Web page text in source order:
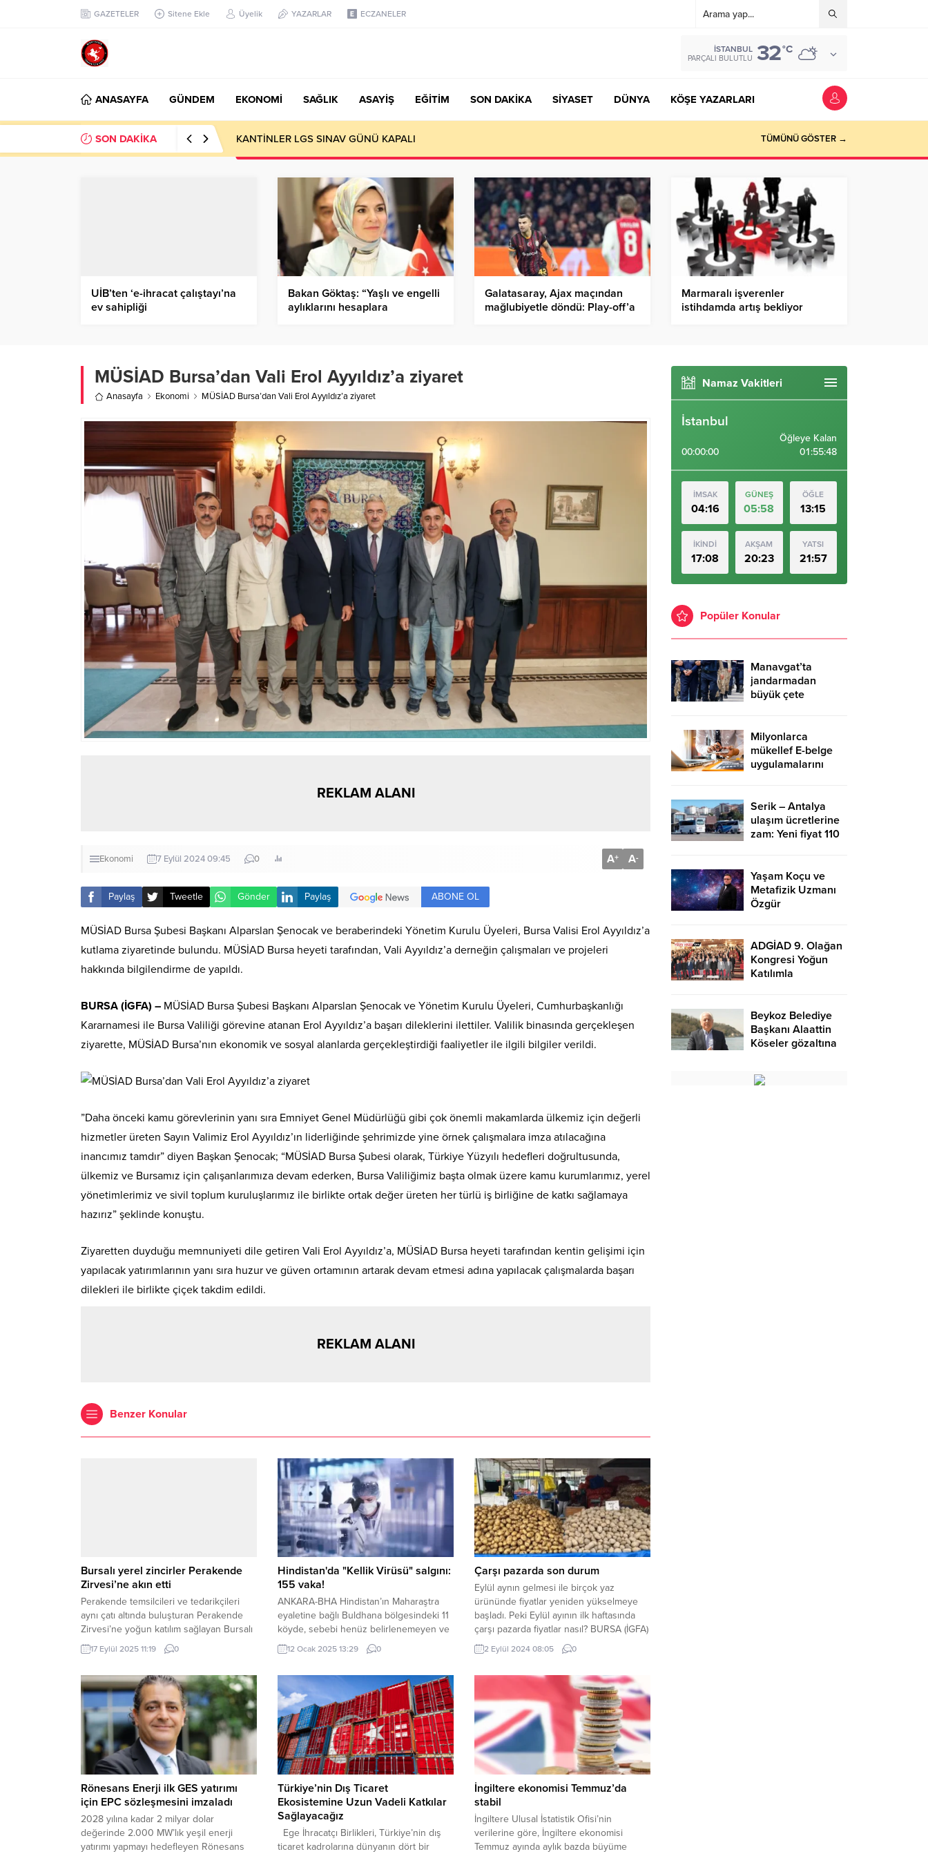
GAZETELER Sitene Ekle Üyelik YAZARLAR ECZANELER
İSTANBUL
PARÇALI BULUTLU 32°C
ANASAYFA GÜNDEM EKONOMİ SAĞLIK ASAYİŞ EĞİTİM SON DAKİKA SİYASET DÜNYA KÖŞE YAZARLARI
SON DAKİKA KANTİNLER LGS SINAV GÜNÜ KAPALI TÜMÜNÜ GÖSTER →
UİB’ten ‘e-ihracat çalıştayı’na
ev sahipliği
Bakan Göktaş: “Yaşlı ve engelli
aylıklarını hesaplara
Galatasaray, Ajax maçından
mağlubiyetle döndü: Play-off’a
Marmaralı işverenler
istihdamda artış bekliyor
MÜSİAD Bursa’dan Vali Erol Ayyıldız’a ziyaret
Anasayfa Ekonomi MÜSİAD Bursa’dan Vali Erol Ayyıldız’a ziyaret
REKLAM ALANI
Ekonomi 7 Eylül 2024 09:45 0 A+ A-
Paylaş Tweetle Gönder Paylaş ABONE OL
MÜSİAD Bursa Şubesi Başkanı Alparslan Şenocak ve beraberindeki Yönetim Kurulu Üyeleri, Bursa Valisi Erol Ayyıldız’a
kutlama ziyaretinde bulundu. MÜSİAD Bursa heyeti tarafından, Vali Ayyıldız’a derneğin çalışmaları ve projeleri
hakkında bilgilendirme de yapıldı.
BURSA (İGFA) – MÜSİAD Bursa Şubesi Başkanı Alparslan Şenocak ve Yönetim Kurulu Üyeleri, Cumhurbaşkanlığı
Kararnamesi ile Bursa Valiliği görevine atanan Erol Ayyıldız’a başarı dileklerini ilettiler. Valilik binasında gerçekleşen
ziyarette, MÜSİAD Bursa’nın ekonomik ve sosyal alanlarda gerçekleştirdiği faaliyetler ile ilgili bilgiler verildi.
”Daha önceki kamu görevlerinin yanı sıra Emniyet Genel Müdürlüğü gibi çok önemli makamlarda ülkemiz için değerli
hizmetler üreten Sayın Valimiz Erol Ayyıldız’ın liderliğinde şehrimizde yine örnek çalışmalara imza atılacağına
inancımız tamdır” diyen Başkan Şenocak; “MÜSİAD Bursa Şubesi olarak, Türkiye Yüzyılı hedefleri doğrultusunda,
ülkemiz ve Bursamız için çalışanlarımıza devam ederken, Bursa Valiliğimiz başta olmak üzere kamu kurumlarımız, yerel
yönetimlerimiz ve sivil toplum kuruluşlarımız ile birlikte ortak değer üreten her türlü iş birliğine de katkı sağlamaya
hazırız” şeklinde konuştu.
Ziyaretten duyduğu memnuniyeti dile getiren Vali Erol Ayyıldız’a, MÜSİAD Bursa heyeti tarafından kentin gelişimi için
yapılacak yatırımlarının yanı sıra huzur ve güven ortamının artarak devam etmesi adına yapılacak çalışmalarda başarı
dilekleri ile birlikte çiçek takdim edildi.
REKLAM ALANI
Benzer Konular
Bursalı yerel zincirler Perakende
Zirvesi’ne akın etti
Perakende temsilcileri ve tedarikçileri
aynı çatı altında buluşturan Perakende
Zirvesi’ne yoğun katılım sağlayan Bursalı
yerel zincirler, yeni iş birliklerinin temelini
attı. BURSA (İGFA) – Ticaret Bakan
Türkiye Perakendeciler
Federasyonu’nun (TPF) ev sahipliğinde
İstanbul Haliç Kongre Merkezi’nde
düzenlenen 2025 Perakende Zirvesi;
üretici markaları, perakende temsilcileri
ve sektörün...
17 Eylül 2025 11:19 0
Hindistan'da "Kellik Virüsü" salgını:
155 vaka!
ANKARA-BHA Hindistan’ın Maharaştra
eyaletine bağlı Buldhana bölgesindeki 11
köyde, sebebi henüz belirlenemeyen ve
halk arasında “kellik virüsü” olarak
adlandırılan bir salgın paniğe yol açtı.
saç dökülmesi vakalarını incelemek için
harekete geçti. Sağlık ekiplerinin, salgının
kaynağını tespit etmek üzere bölgede
çalışmalarına devam ettiği bildirildi. İlk
yapılan...
12 Ocak 2025 13:29 0
Çarşı pazarda son durum
Eylül aynın gelmesi ile birçok yaz
ürününde fiyatlar yeniden yükselmeye
başladı. Peki Eylül ayının ilk haftasında
çarşı pazarda fiyatlar nasıl? BURSA (İGFA)
– Eylül aynının başlamasıyla birlikte yaz
mevsimi geride bırakıldı ve sonbahara
değişiklikler ve mevsim değişikliği, birçok
üründe fiyatların yükselmesine sebep
oldu. Özellikle sezon...
2 Eylül 2024 08:05 0
Rönesans Enerji ilk GES yatırımı
için EPC sözleşmesini imzaladı
2028 yılına kadar 2 milyar dolar
değerinde 2.000 MW’lık yeşil enerji
yatırımı yapmayı hedefleyen Rönesans
Türkiye’nin Dış Ticaret
Ekosistemine Uzun Vadeli Katkılar
Sağlayacağız
Ege İhracatçı Birlikleri, Türkiye’nin dış
ticaret kadrolarına dünyanın dört bir
İngiltere ekonomisi Temmuz’da
stabil
İngiltere Ulusal İstatistik Ofisi’nin
verilerine göre, İngiltere ekonomisi
Temmuz ayında aylık bazda büyüme
Namaz Vakitleri
İstanbul
00:00:00
Öğleye Kalan
01:55:47
İMSAK
04:16
GÜNEŞ
05:58
ÖĞLE
13:15
İKİNDİ
17:08
AKŞAM
20:23
YATSI
21:57
Popüler Konular
Manavgat’ta
jandarmadan
büyük çete
Milyonlarca
mükellef E-belge
uygulamalarını
Serik – Antalya
ulaşım ücretlerine
zam: Yeni fiyat 110
Yaşam Koçu ve
Metafizik Uzmanı
Özgür
dengeye dair
rehberlik – Birlik
Haber Ajansı
ADGİAD 9. Olağan
Kongresi Yoğun
Katılımla
Oldu..
Beykoz Belediye
Başkanı Alaattin
Köseler gözaltına
Haber Ajansı